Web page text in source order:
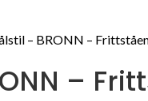
– BRONN –
–